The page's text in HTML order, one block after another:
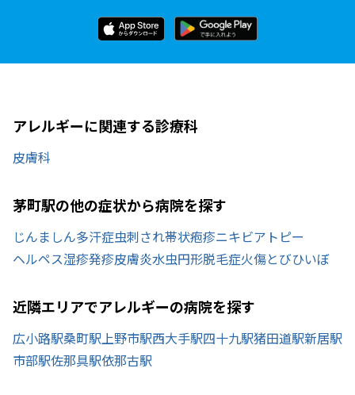
アレルギーに関連する診療科
皮膚科
茅町駅の他の症状から病院を探す
じんましん多汗症虫刺され帯状疱疹ニキビアトピー
ヘルペス湿疹発疹皮膚炎水虫円形脱毛症火傷とびひいぼ
近隣エリアでアレルギーの病院を探す
広小路駅桑町駅 上野市駅西大手駅四十九駅猪田道駅新居駅
市部駅佐那具駅依那古駅